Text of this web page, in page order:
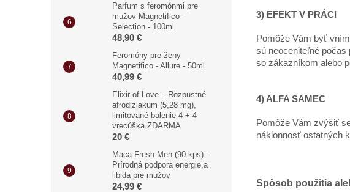
Parfum s feromónmi pre
mužov Magnetifico -
Selection - 100ml
48,90 €
Feromóny pre ženy
Magnetifico - Allure - 50ml
40,99 €
Elixir of Love – Rozpustné
afrodiziakum (5,28 mg),
limitované balenie 4 + 4
vrecúška ZDARMA
20 €
Maca Fresh Men (90 kps) –
Prírodná podpora energie,a
libida pre mužov
24,99 €
3) EFEKT V PRÁCI
Pomôže Vám byť
sú neoceniteľné počas
so zákazníkom alebo
4) ALFA SAMEC
Pomôže Vám zvýšiť
náklonnosť ostatných
Spôsob použitia